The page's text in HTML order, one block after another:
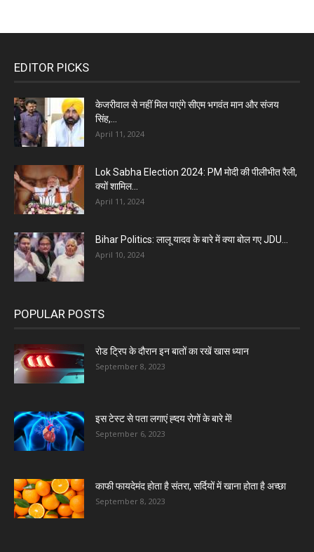
EDITOR PICKS
केजरीवाल से नहीं मिल पाएंगे सीएम भगवंत मान और संजय
सिंह,...
April 11, 2024
Lok Sabha Election 2024: PM मोदी की पीलीभीत रैली,
क्यों शामिल...
April 11, 2024
Bihar Politics: लालू यादव के बारे में क्या बोल गए JDU...
April 10, 2024
POPULAR POSTS
रोड ट्रिप के दौरान इन बातों का रखें खास ध्यान
September 8, 2023
इस टेस्ट से पता लगाएं ह्दय रोगों के बारे में!
September 6, 2023
काफी फायदेमंद होता है संतरा, सर्दियों में खाना होता है अच्छा
September 8, 2023